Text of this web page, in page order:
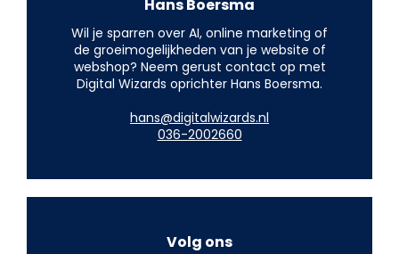
Hans Boersma
Wil je sparren over AI, online marketing of
de groeimogelijkheden van je website of
webshop? Neem gerust contact op met
Digital Wizards oprichter Hans Boersma.
hans@digitalwizards.nl
036-2002660
Volg ons